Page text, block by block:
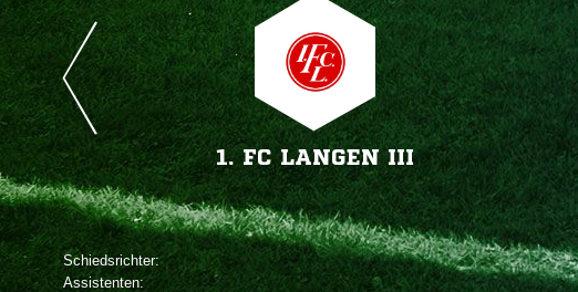
1. FC LANGEN III
Schiedsrichter:
Assistenten: